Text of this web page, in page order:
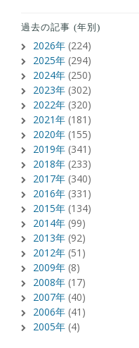
過去の記事 (年別)
2026年 (224)
2025年 (294)
2024年 (250)
2023年 (302)
2022年 (320)
2021年 (181)
2020年 (155)
2019年 (341)
2018年 (233)
2017年 (340)
2016年 (331)
2015年 (134)
2014年 (99)
2013年 (92)
2012年 (51)
2009年 (8)
2008年 (17)
2007年 (40)
2006年 (41)
2005年 (4)